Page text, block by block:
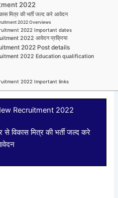
2022
मित्र की भर्ती जल्द करे आवेदन
2022 Overviews
2022 Important dates
2022 आवेदन प्रक्रिया
2022 Post details
2022 Education qualification
2022 Important links
Recruitment 2022
से विकास मित्र की भर्ती जल्द करे